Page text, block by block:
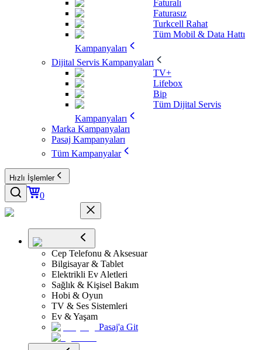
Faturalı
Faturasız
Turkcell Rahat
Tüm Mobil & Data Hattı
Kampanyaları
Dijital Servis Kampanyaları
TV+
Lifebox
Bip
Tüm Dijital Servis
Kampanyaları
Marka Kampanyaları
Pasaj Kampanyaları
Tüm Kampanyalar
Hızlı İşlemler
0
Cep Telefonu & Aksesuar
Bilgisayar & Tablet
Elektrikli Ev Aletleri
Sağlık & Kişisel Bakım
Hobi & Oyun
TV & Ses Sistemleri
Ev & Yaşam
Pasaj'a Git